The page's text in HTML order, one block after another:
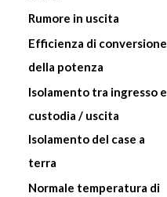
Rumore in uscita
Efficienza di conversione
della potenza
Isolamento tra ingresso e
custodia / uscita
Isolamento del case a
terra
Normale temperatura di